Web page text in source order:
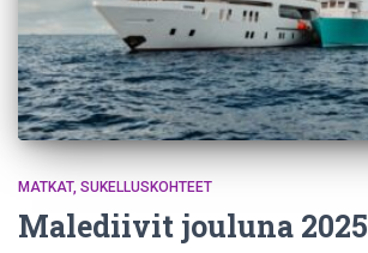
MATKAT SUKELLUSKOHTEET
Malediivit jouluna 2025